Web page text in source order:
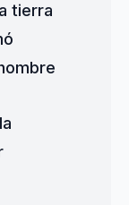
tierra